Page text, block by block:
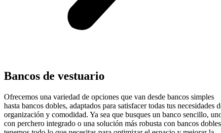
Bancos de vestuario
Ofrecemos una variedad de opciones que van desde bancos simples
hasta bancos dobles, adaptados para satisfacer todas tus necesidades
organización y comodidad. Ya sea que busques un banco sencillo,
con perchero integrado o una solución más robusta con bancos